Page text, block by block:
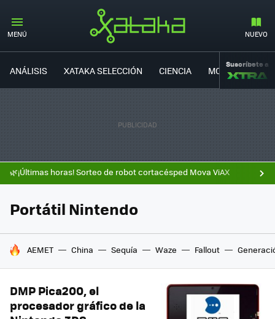
MENÚ NUEVO
ANÁLISIS XATAKA SELECCIÓN CIENCIA MOVILIDAD
Suscríbete a
🌿¡Últimas horas! Sorteo de robot cortacésped Mova ViAX
Portátil Nintendo
HOY SE HABLA DE
AEMET China Sequía Waze Fallout
DMP Pica200, el
procesador gráfico de la